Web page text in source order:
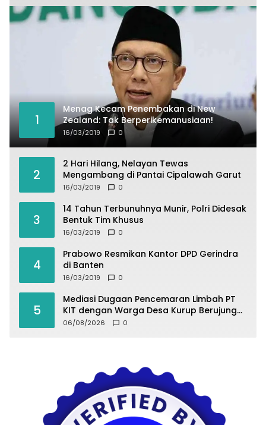
1
Menag Kecam Penembakan di New
Zealand: Tak Berperikemanusiaan!
16/03/2019 0
2
2 Hari Hilang, Nelayan Tewas
Mengambang di Pantai Cipalawah Garut
16/03/2019 0
3
14 Tahun Terbunuhnya Munir, Polri Didesak
Bentuk Tim Khusus
16/03/2019 0
4
Prabowo Resmikan Kantor DPD Gerindra
di Banten
16/03/2019 0
5
Mediasi Dugaan Pencemaran Limbah PT
KIT dengan Warga Desa Kurup Berujung
Buntu
06/08/2026 0